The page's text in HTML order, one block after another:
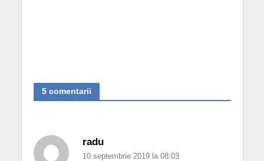
5 comentarii
radu
10 septembrie 2019 la 08:03